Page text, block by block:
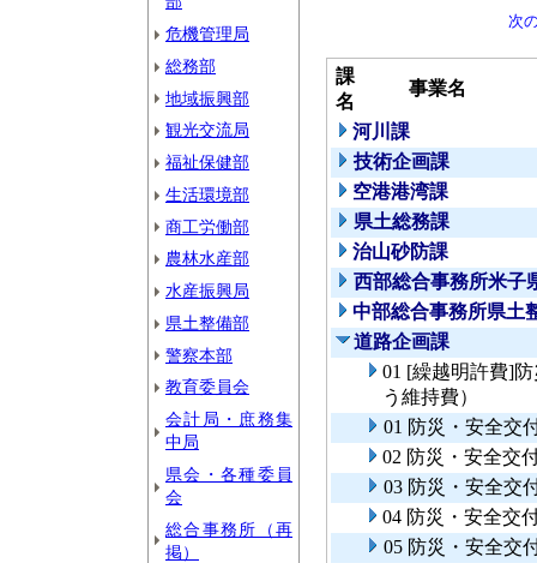
危機管理局
総務部
地域振興部
観光交流局
福祉保健部
生活環境部
商工労働部
農林水産部
水産振興局
県土整備部
警察本部
教育委員会
会計局・庶務集
中局
県会・各種委員
会
総合事務所（再
掲）
次
課
名
事業名
河川課
技術企画課
空港港湾課
県土総務課
治山砂防課
西部総合事務所米子
中部総合事務所県土
道路企画課
01 [繰越明許費]
う維持費）
01 防災・安全交
02 防災・安全交
03 防災・安全交
04 防災・安全交
05 防災・安全交